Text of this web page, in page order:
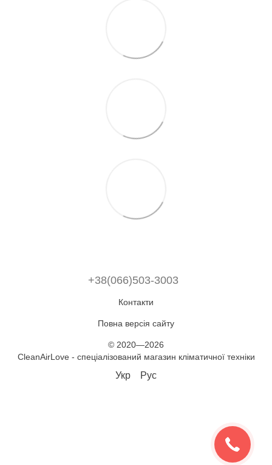
+38(066)503-3003
Контакти
Повна версія сайту
© 2020—2026
CleanAirLove - спеціалізований магазин кліматичної техніки
Укр Рус